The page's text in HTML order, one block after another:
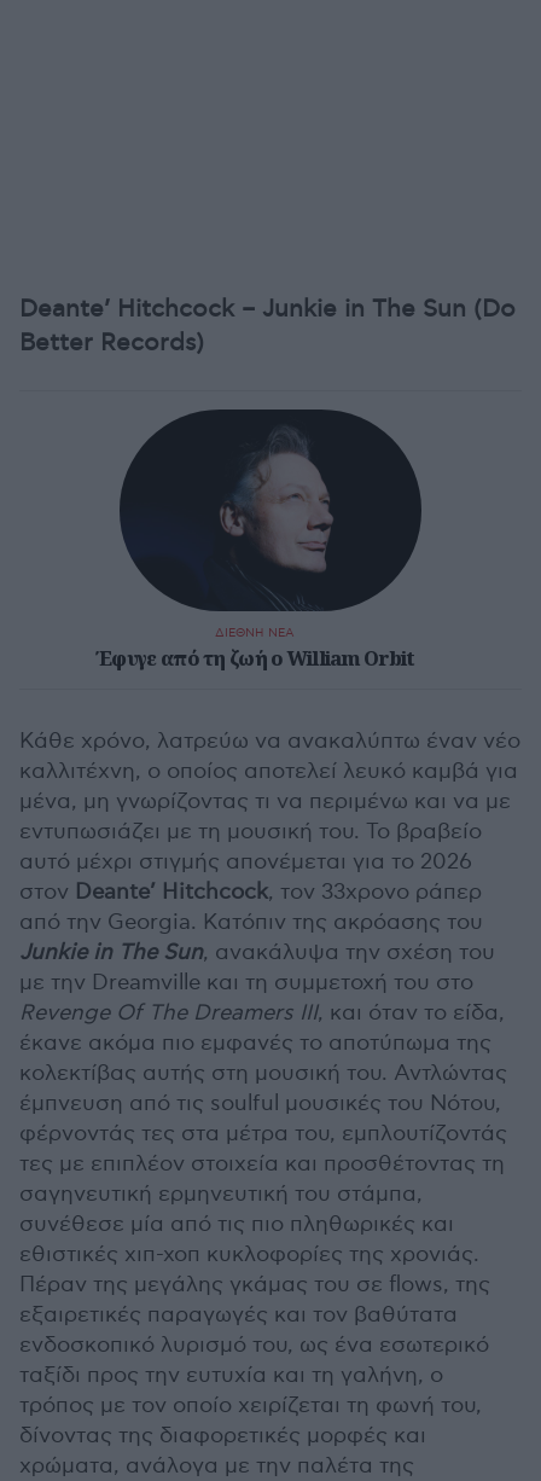
Deante’ Hitchcock – Junkie in The Sun (Do
Better Records)
ΔΙΕΘΝΗ ΝΕΑ
Έφυγε από τη ζωή ο William Orbit
Κάθε χρόνο, λατρεύω να ανακαλύπτω έναν νέο
καλλιτέχνη, ο οποίος αποτελεί λευκό καμβά για
μένα, μη γνωρίζοντας τι να περιμένω και να με
εντυπωσιάζει με τη μουσική του. Το βραβείο
αυτό μέχρι στιγμής απονέμεται για το 2026
στον Deante’ Hitchcock, τον 33χρονο ράπερ
από την Georgia. Κατόπιν της ακρόασης του
Junkie in The Sun, ανακάλυψα την σχέση του
με την Dreamville και τη συμμετοχή του στο
Revenge Of The Dreamers III, και όταν το είδα,
έκανε ακόμα πιο εμφανές το αποτύπωμα της
κολεκτίβας αυτής στη μουσική του. Αντλώντας
έμπνευση από τις soulful μουσικές του Νότου,
φέρνοντάς τες στα μέτρα του, εμπλουτίζοντάς
τες με επιπλέον στοιχεία και προσθέτοντας τη
σαγηνευτική ερμηνευτική του στάμπα,
συνέθεσε μία από τις πιο πληθωρικές και
εθιστικές χιπ-χοπ κυκλοφορίες της χρονιάς.
Πέραν της μεγάλης γκάμας του σε flows, της
εξαιρετικές παραγωγές και τον βαθύτατα
ενδοσκοπικό λυρισμό του, ως ένα εσωτερικό
ταξίδι προς την ευτυχία και τη γαλήνη, ο
τρόπος με τον οποίο χειρίζεται τη φωνή του,
δίνοντας της διαφορετικές μορφές και
χρώματα, ανάλογα με την παλέτα της